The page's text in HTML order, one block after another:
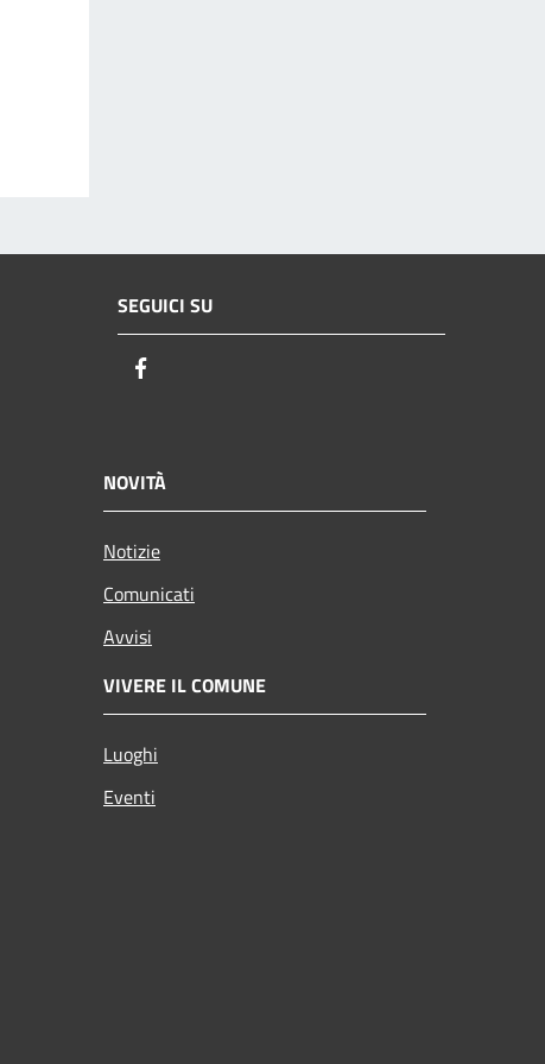
SEGUICI SU
NOVITÀ
Notizie
Comunicati
Avvisi
VIVERE IL COMUNE
Luoghi
Eventi